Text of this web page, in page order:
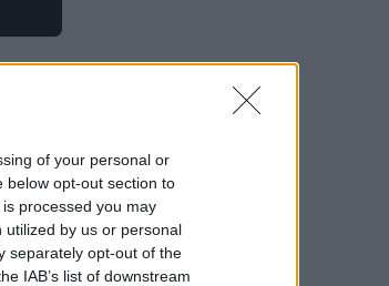
of your personal or
below opt-out section to
processed you may
by us or personal
separately opt-out of the
IAB’s list of downstream